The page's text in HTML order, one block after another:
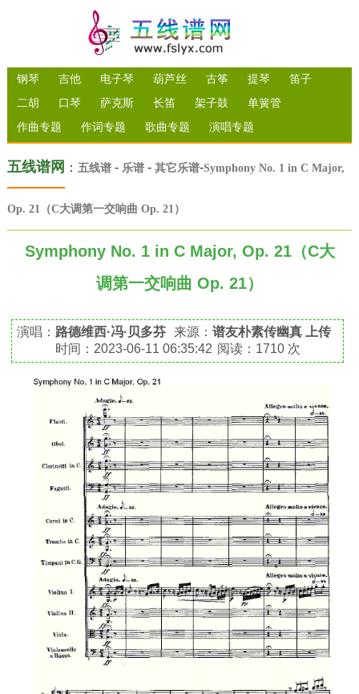
钢琴 吉他 电子琴 葫芦丝 古筝 提琴
笛子
二胡
口琴 萨克斯 长笛 架子鼓
单簧管
作曲专题
作词专题 歌曲专题 演唱专题
五线谱网 ： 五线谱- 乐谱- 其它乐谱-Symphony No. 1 in C Major,
Op. 21（C大调第一交响曲 Op. 21）
Symphony No. 1 in C Major, Op. 21（C大
调第一交响曲 Op. 21）
演唱： 路德维西·冯·贝多芬 来源： 谱友朴素传幽真 上传
时间：2023-06-11 06:35:42 阅读：1710 次